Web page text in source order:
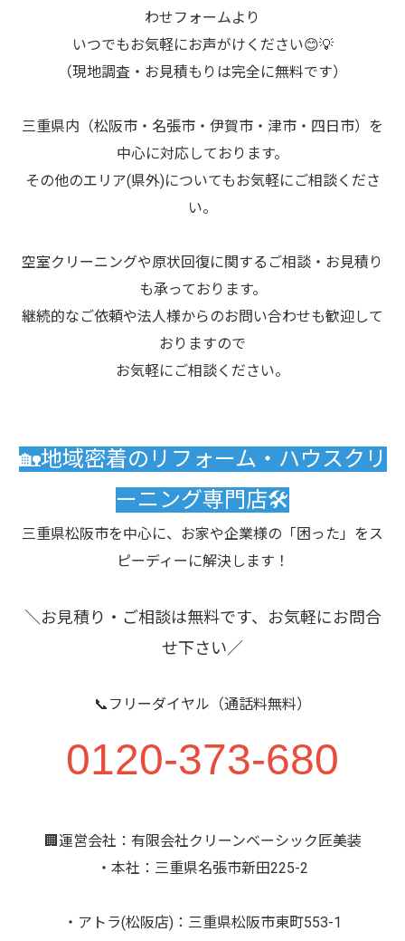
わせフォームより
いつでもお気軽にお声がけください😊💡
（現地調査・お見積もりは完全に無料です）
三重県内（松阪市・名張市・伊賀市・津市・四日市）を
中心に対応しております。
その他のエリア(県外)についてもお気軽にご相談くださ
い。
空室クリーニングや原状回復に関するご相談・お見積り
も承っております。
継続的なご依頼や法人様からのお問い合わせも歓迎して
おりますので
お気軽にご相談ください。
🏡地域密着のリフォーム・ハウスクリ
ーニング専門店🛠️
三重県松阪市を中心に、お家や企業様の「困った」をス
ピーディーに解決します！
＼お見積り・ご相談は無料です、お気軽にお問合
せ下さい／
📞フリーダイヤル（通話料無料）
0120-373-680
🏢運営会社：有限会社クリーンベーシック匠美装
・本社：三重県名張市新田225-2
・アトラ(松阪店)：三重県松阪市東町553-1